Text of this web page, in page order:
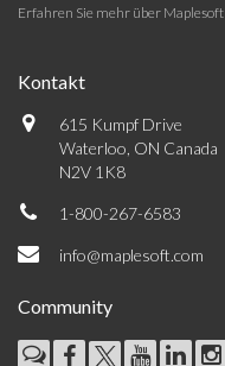
Erfahren Sie mehr über Maplesoft
Kontakt
615 Kumpf Drive
Waterloo, ON Canada
N2V 1K8
1-800-267-6583
info@maplesoft.com
Community